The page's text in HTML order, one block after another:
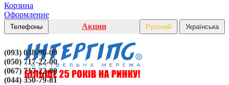
Корзина
Оформление
Телефоны
(093) 038-96-09
(050) 717-22-00
(067) 717-22-00
(044) 350-79-81
Акции Русский Українська